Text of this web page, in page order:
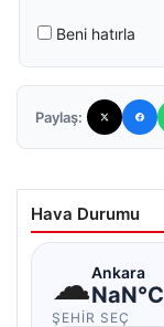
Beni hatırla
Paylaş:
Hava Durumu
☁Ankara
NaN°C
ŞEHIR SEÇ